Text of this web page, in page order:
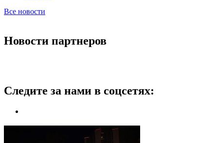
Все новости
Новости партнеров
Следите за нами в соцсетях: